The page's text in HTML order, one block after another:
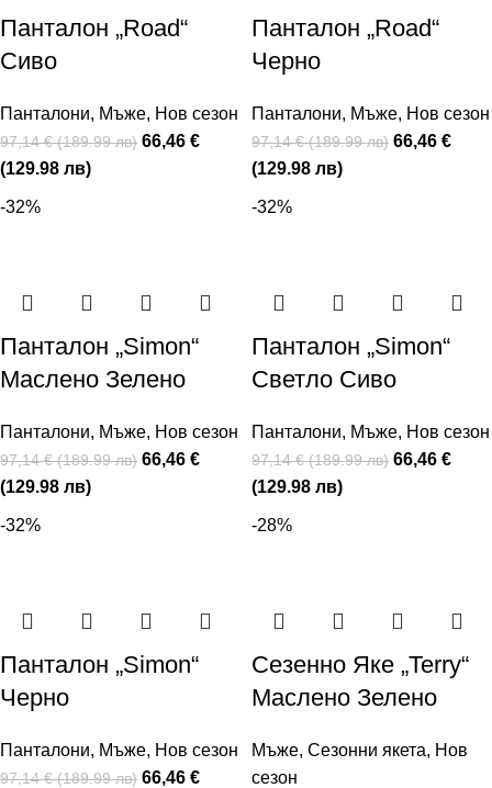
Панталон „Road“
Сиво
Панталони, Мъже, Нов сезон
97,14 € (189.99 лв) 66,46 €
(129.98 лв)
Панталон „Road“
Черно
Панталони, Мъже, Нов сезон
97,14 € (189.99 лв) 66,46 €
(129.98 лв)
-32%
Панталон „Simon“
Маслено Зелено
Панталони, Мъже, Нов сезон
97,14 € (189.99 лв) 66,46 €
(129.98 лв)
-32%
Панталон „Simon“
Светло Сиво
Панталони, Мъже, Нов сезон
97,14 € (189.99 лв) 66,46 €
(129.98 лв)
-32%
Панталон „Simon“
Черно
Панталони, Мъже, Нов сезон
97,14 € (189.99 лв) 66,46 €
-28%
Сезенно Яке „Terry“
Маслено Зелено
Мъже, Сезонни якета, Нов
сезон